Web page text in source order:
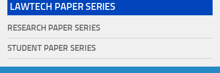
LAWTECH PAPER SERIES
RESEARCH PAPER SERIES
STUDENT PAPER SERIES